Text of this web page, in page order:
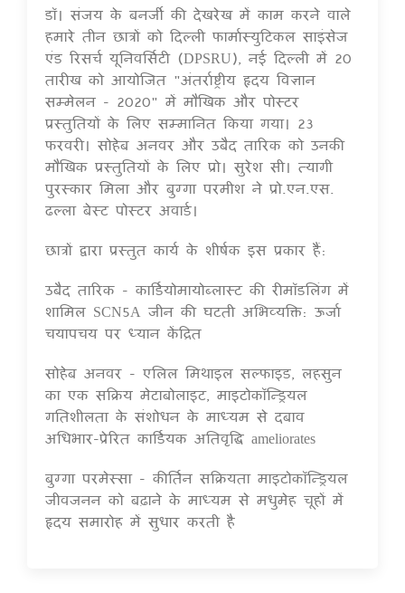
14 Jul 2020
डॉ। संजय के बनर्जी की देखरेख में काम करने वाले
हमारे तीन छात्रों को दिल्ली फार्मास्युटिकल साइंसेज
एंड रिसर्च यूनिवर्सिटी (DPSRU), नई दिल्ली में 20
तारीख को आयोजित "अंतर्राष्ट्रीय हृदय विज्ञान
सम्मेलन - 2020" में मौखिक और पोस्टर
प्रस्तुतियों के लिए सम्मानित किया गया। 23
फरवरी। सोहेब अनवर और उबैद तारिक को उनकी
मौखिक प्रस्तुतियों के लिए प्रो। सुरेश सी। त्यागी
पुरस्कार मिला और बुग्गा परमीश ने प्रो.एन.एस.
ढल्ला बेस्ट पोस्टर अवार्ड।
छात्रों द्वारा प्रस्तुत कार्य के शीर्षक इस प्रकार हैं:
उबैद तारिक - कार्डियोमायोब्लास्ट की रीमॉडलिंग में
शामिल SCN5A जीन की घटती अभिव्यक्ति: ऊर्जा
चयापचय पर ध्यान केंद्रित
सोहेब अनवर - एलिल मिथाइल सल्फाइड, लहसुन
का एक सक्रिय मेटाबोलाइट, माइटोकॉन्ड्रियल
गतिशीलता के संशोधन के माध्यम से दबाव
अधिभार-प्रेरित कार्डियक अतिवृद्धि ameliorates
बुग्गा परमेस्सा - कीर्तिन सक्रियता माइटोकॉन्ड्रियल
जीवजनन को बढ़ाने के माध्यम से मधुमेह चूहों में
हृदय समारोह में सुधार करती है